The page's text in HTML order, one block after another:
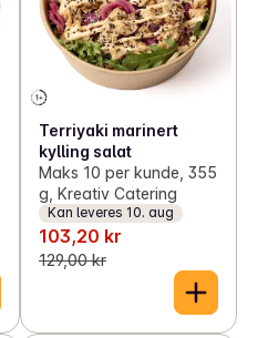
Terriyaki marinert
kylling salat
Maks 10 per kunde, 355
g, Kreativ Catering
Kan leveres 10. aug
103,20 kr
129,00 kr